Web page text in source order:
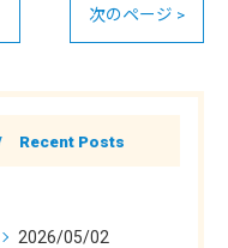
次のページ >
Recent Posts
2026/05/02